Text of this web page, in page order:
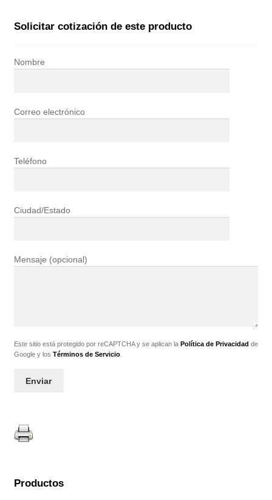
Solicitar cotización de este producto
Nombre
Correo electrónico
Teléfono
Ciudad/Estado
Mensaje (opcional)
Este sitio está protegido por reCAPTCHA y se aplican la Política de Privacidad de
Google y los Términos de Servicio.
Productos